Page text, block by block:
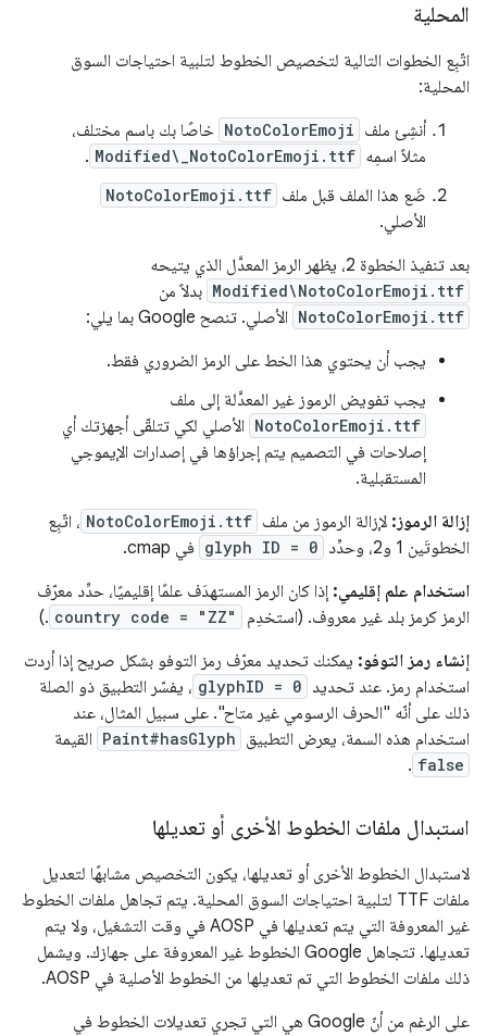
المحلية
اتّبِع الخطوات التالية لتخصيص الخطوط لتلبية احتياجات السوق
المحلية:
أنشِئ ملف NotoColorEmoji خاصًا بك باسم مختلف،
مثلاً اسمِه Modified\_NotoColorEmoji.ttf
.
ضَع هذا الملف قبل ملف NotoColorEmoji.ttf
الأصلي.
بعد تنفيذ الخطوة 2، يظهر الرمز المعدَّل الذي يتيحه
Modified\NotoColorEmoji.ttf بدلاً من
NotoColorEmoji.ttf الأصلي. تنصح Google بما يلي:
يجب أن يحتوي هذا الخط على الرمز الضروري فقط.
يجب تفويض الرموز غير المعدَّلة إلى ملف
NotoColorEmoji.ttf الأصلي لكي تتلقّى أجهزتك أي
إصلاحات في التصميم يتم إجراؤها في إصدارات الإيموجي
المستقبلية.
إزالة الرموز: لإزالة الرموز من ملف NotoColorEmoji.ttf ، اتّبِع
الخطوتَين 1 و2، وحدِّد
glyph ID = 0 في cmap.
استخدام علم إقليمي: إذا كان الرمز المستهدَف علمًا إقليميًا، حدِّد معرّف
الرمز كرمز بلد غير معروف. (استخدِم
country code = "ZZ"
.)
إنشاء رمز التوفو: يمكنك تحديد معرّف رمز التوفو بشكل صريح إذا أردت
استخدام رمز. عند تحديد glyphID = 0 ، يفسّر التطبيق ذو الصلة
ذلك على أنّه "الحرف الرسومي غير متاح". على سبيل المثال، عند
استخدام هذه السمة، يعرض التطبيق Paint#hasGlyph القيمة
false
.
استبدال ملفات الخطوط الأخرى أو تعديلها
لاستبدال الخطوط الأخرى أو تعديلها، يكون التخصيص مشابهًا لتعديل
ملفات TTF لتلبية احتياجات السوق المحلية. يتم تجاهل ملفات الخطوط
غير المعروفة التي يتم تعديلها في AOSP في وقت التشغيل، ولا يتم
تعديلها. تتجاهل Google الخطوط غير المعروفة على جهازك. ويشمل
ذلك ملفات الخطوط التي تم تعديلها من الخطوط الأصلية في AOSP.
على الرغم من أنّ Google هي التي تجري تعديلات الخطوط في